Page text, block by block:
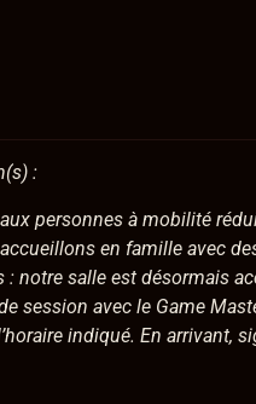
:
personnes à mobilité
en famille avec
: notre salle est désormais
session avec le Game
indiqué. En arrivant,